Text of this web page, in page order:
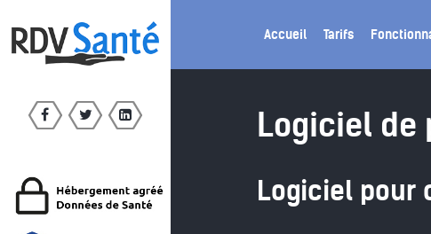
Accueil Tarifs
Logiciel de
Logiciel pour